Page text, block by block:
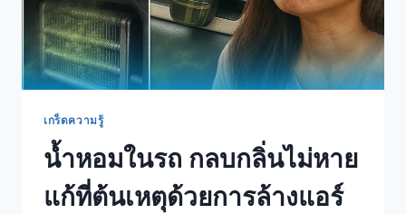
เกร็ดความรู้
น้ำหอมในรถ กลบกลิ่นไม่หาย
แก้ที่ต้นเหตุด้วยการล้างแอร์